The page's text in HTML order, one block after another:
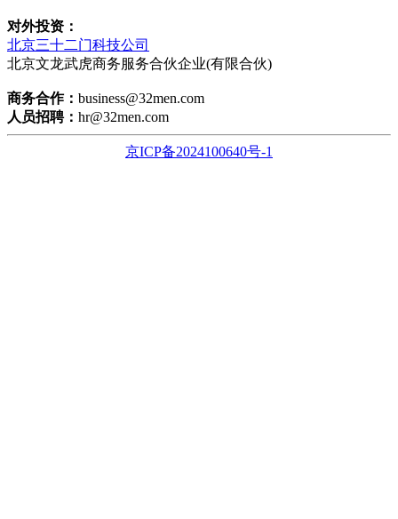
对外投资：
北京三十二门科技公司
北京文龙武虎商务服务合伙企业(有限合伙)
商务合作： business@32men.com
人员招聘： hr@32men.com
京ICP备2024100640号-1